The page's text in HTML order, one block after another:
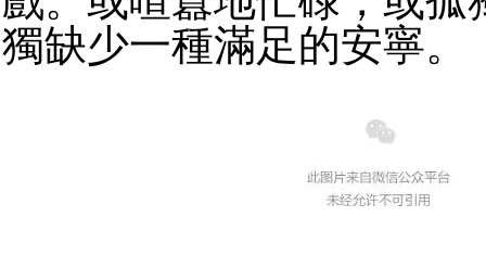
獨缺少一種滿足的安寧。